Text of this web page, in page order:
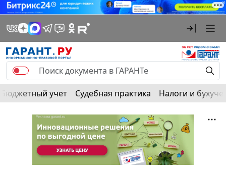
Бюджетный учет Судебная практика Налоги и